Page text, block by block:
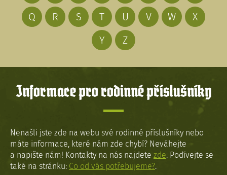
Q
R S T U V W
X
Y
Z
Informace pro rodinné příslušníky
Nenašli jste zde na webu své rodinné příslušníky nebo
máte informace, které nám zde chybí? Neváhejte
a napište nám! Kontakty na nás najdete zde. Podívejte se
také na stránku: Co od vás potřebujeme?.